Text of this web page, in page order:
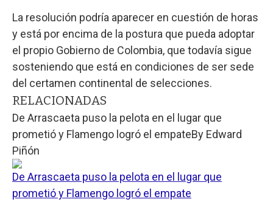
La resolución podría aparecer en cuestión de horas
y está por encima de la postura que pueda adoptar
el propio Gobierno de Colombia, que todavía sigue
sosteniendo que está en condiciones de ser sede
del certamen continental de selecciones.
RELACIONADAS
De Arrascaeta puso la pelota en el lugar que
prometió y Flamengo logró el empateBy Edward
Piñón
De Arrascaeta puso la pelota en el lugar que
prometió y Flamengo logró el empate